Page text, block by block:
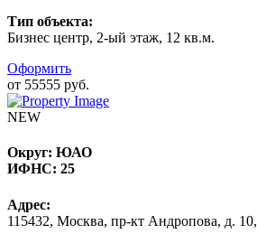
Тип объекта:
Бизнес центр, 2-ый этаж, 12 кв.м.
Оформить
от 55555 руб.
NEW
Округ: ЮАО
ИФНС: 25
Адрес:
115432, Москва, пр-кт Андропова, д. 10,